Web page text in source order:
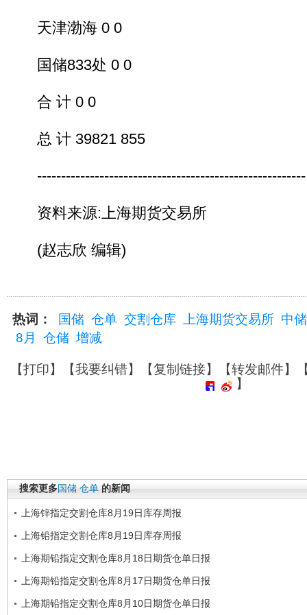
天津渤海 0 0
国储833处 0 0
合 计 0 0
总 计 39821 855
--------------------------------------------------------
资料来源:上海期货交易所
(赵志欣 编辑)
热词： 国储 仓单 交割仓库 上海期货交易所 中储
8月
仓储 增减
【打印】【我要纠错】【复制链接】【转发邮件】
】
搜索更多国储 仓单 的新闻
上海锌指定交割仓库8月19日库存周报
上海铅指定交割仓库8月19日库存周报
上海期铅指定交割仓库8月18日期货仓单日报
上海期铅指定交割仓库8月17日期货仓单日报
上海期铅指定交割仓库8月10日期货仓单日报